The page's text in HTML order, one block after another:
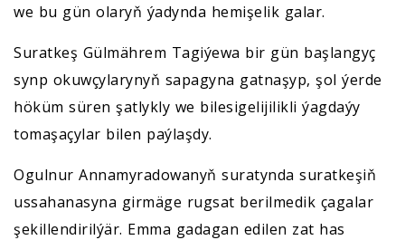
we bu gün olaryň ýadynda hemişelik galar.
Suratkeş Gülmährem Tagiýewa bir gün başlangyç
synp okuwçylarynyň sapagyna gatnaşyp, şol ýerde
höküm süren şatlykly we bilesigelijilikli ýagdaýy
tomaşaçylar bilen paýlaşdy.
Ogulnur Annamyradowanyň suratynda suratkeşiň
ussahanasyna girmäge rugsat berilmedik çagalar
şekillendirilýär. Emma gadagan edilen zat has